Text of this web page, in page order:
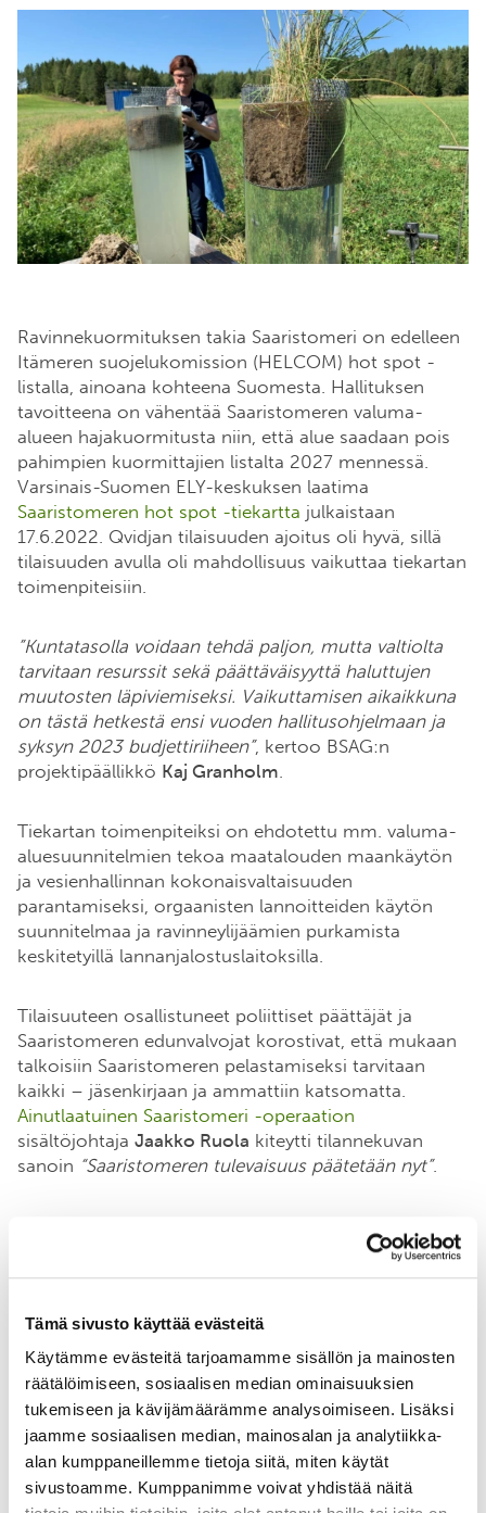
Tämä sivusto käyttää evästeitä
Käytämme evästeitä tarjoamamme sisällön ja mainosten
räätälöimiseen, sosiaalisen median ominaisuuksien
tukemiseen ja kävijämäärämme analysoimiseen. Lisäksi
jaamme sosiaalisen median, mainosalan ja analytiikka-
alan kumppaneillemme tietoja siitä, miten käytät
sivustoamme. Kumppanimme voivat yhdistää näitä
Ravinnekuormituksen takia Saaristomeri on edelleen
Itämeren suojelukomission (HELCOM) hot spot -
listalla, ainoana kohteena Suomesta. Hallituksen
tavoitteena on vähentää Saaristomeren valuma-
alueen hajakuormitusta niin, että alue saadaan pois
pahimpien kuormittajien listalta 2027 mennessä.
Varsinais-Suomen ELY-keskuksen laatima
Saaristomeren hot spot -tiekartta julkaistaan
17.6.2022. Qvidjan tilaisuuden ajoitus oli hyvä, sillä
tilaisuuden avulla oli mahdollisuus vaikuttaa tiekartan
toimenpiteisiin.
”Kuntatasolla voidaan tehdä paljon, mutta valtiolta
tarvitaan resurssit sekä päättäväisyyttä haluttujen
muutosten läpiviemiseksi. Vaikuttamisen aikaikkuna
on tästä hetkestä ensi vuoden hallitusohjelmaan ja
syksyn 2023 budjettiriiheen”, kertoo BSAG:n
projektipäällikkö Kaj Granholm.
Tiekartan toimenpiteiksi on ehdotettu mm. valuma-
aluesuunnitelmien tekoa maatalouden maankäytön
ja vesienhallinnan kokonaisvaltaisuuden
parantamiseksi, orgaanisten lannoitteiden käytön
suunnitelmaa ja ravinneylijäämien purkamista
keskitetyillä lannanjalostuslaitoksilla.
Tilaisuuteen osallistuneet poliittiset päättäjät ja
Saaristomeren edunvalvojat korostivat, että mukaan
talkoisiin Saaristomeren pelastamiseksi tarvitaan
kaikki – jäsenkirjaan ja ammattiin katsomatta.
Ainutlaatuinen Saaristomeri -operaation
sisältöjohtaja Jaakko Ruola kiteytti tilannekuvan
sanoin “Saaristomeren tulevaisuus päätetään nyt”.
Toimia tarvitaan maalla, merellä ja metsissä
Qvidja on yksi BSAG:n koordinoiman Carbon Action
-alustan intensiivitiloista. Tilalla kehitetään
monihyötyisiä uudistavan viljelyn ratkaisuja, joilla
muutetaan yhteiskuntaa kestävämmäksi ja
parannetaan Saaristomeren tilaa. Maaperän kunnosta
huolehtiminen ja pellon hiilensidonnan
kasvattaminen kasvipeitteisyyttä ja juurisyötettä
lisäämällä ovat osa kokonaisuutta, jota vähentävät